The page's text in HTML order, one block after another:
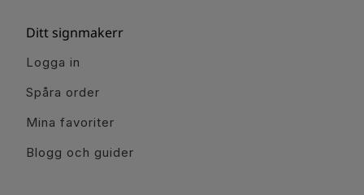
Ditt signmakerr
Logga in
Spåra order
Mina favoriter
Blogg och guider